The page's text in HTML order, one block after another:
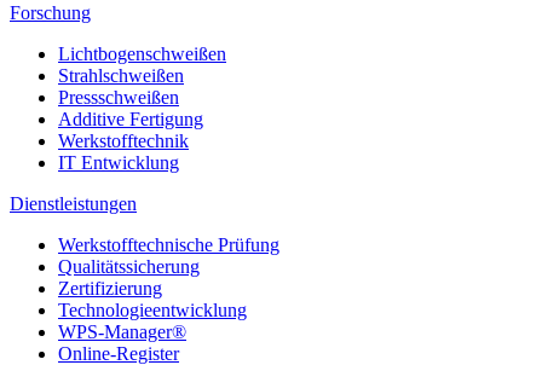
Forschung
Lichtbogenschweißen
Strahlschweißen
Pressschweißen
Additive Fertigung
Werkstofftechnik
IT Entwicklung
Dienstleistungen
Werkstofftechnische Prüfung
Qualitätssicherung
Zertifizierung
Technologieentwicklung
WPS-Manager®
Online-Register